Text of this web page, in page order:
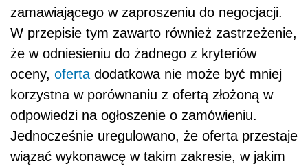
zamawiającego w zaproszeniu do negocjacji.
W przepisie tym zawarto również zastrzeżenie,
że w odniesieniu do żadnego z kryteriów
oceny, oferta dodatkowa nie może być mniej
korzystna w porównaniu z ofertą złożoną w
odpowiedzi na ogłoszenie o zamówieniu.
Jednocześnie uregulowano, że oferta przestaje
wiązać wykonawcę w takim zakresie, w jakim